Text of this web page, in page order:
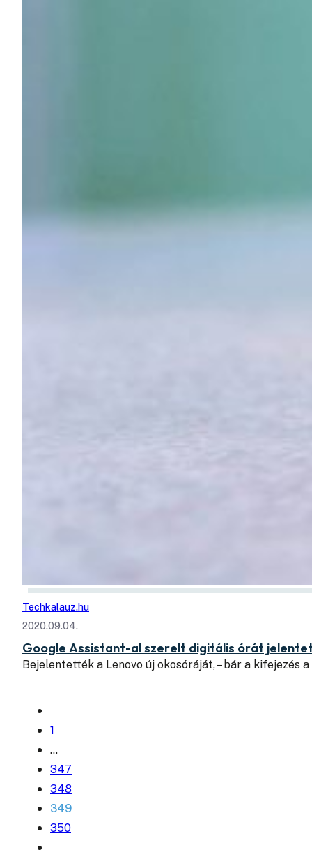
Techkalauz.hu
2020.09.04.
Google Assistant-al szerelt digitális órát
Bejelentették a Lenovo új okosóráját, – bár a kifejezés
1
…
347
348
349
350